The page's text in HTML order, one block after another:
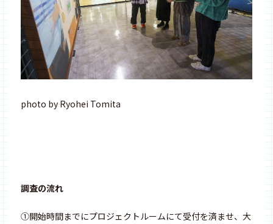
photo by Ryohei Tomita
調査の流れ
①開始時間までにプロジェクトルームにて受付を済ませ、大